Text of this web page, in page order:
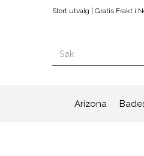
Stort utvalg | Gratis Frakt i
Arizona